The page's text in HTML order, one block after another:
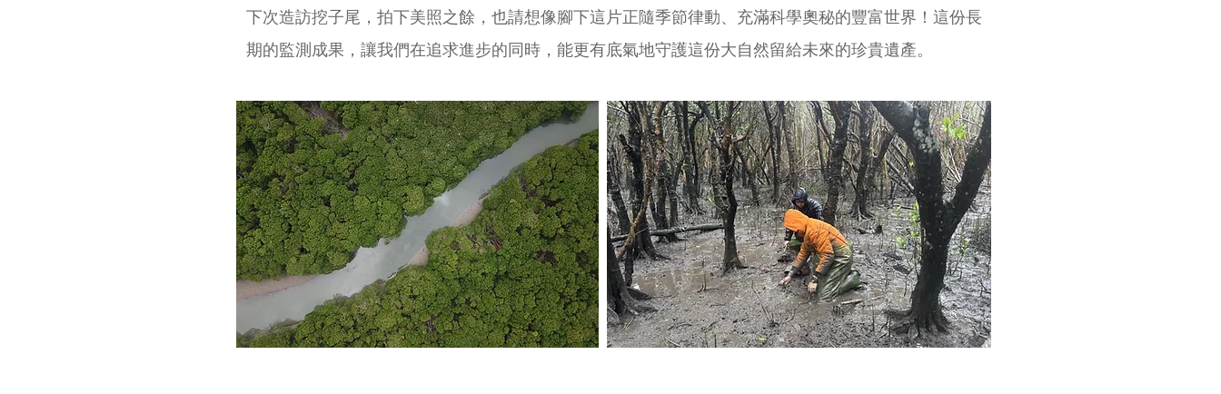
下次造訪挖子尾，拍下美照之餘，也請想像腳下這片正隨季節律動、充滿科學奧秘的豐富世界！這份長
期的監測成果，讓我們在追求進步的同時，能更有底氣地守護這份大自然留給未來的珍貴遺產。